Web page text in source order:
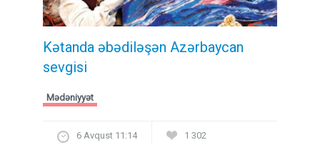
Kətanda əbədiləşən Azərbaycan
sevgisi
Mədəniyyət
6 Avqust 11:14 1 302